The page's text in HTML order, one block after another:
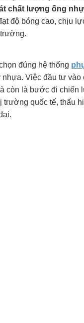
chất lượng ống
độ bóng cao, chịu
đúng hệ thống
nhựa. Việc đầu tư
còn là bước đi
trường quốc tế, thấu